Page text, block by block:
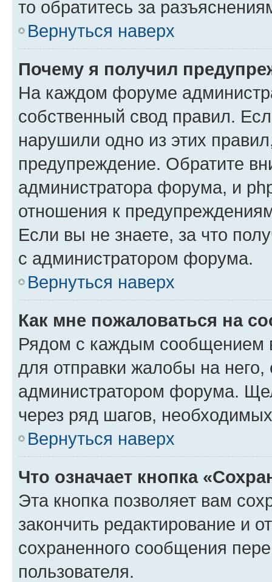
то обратитесь за
Вернуться наверх
Почему я получил
На каждом форуме
собственный свод правил.
нарушили одно из этих
предупреждение. Обратите
администратора форума, и
отношения к
Если вы не знаете, за что
с администратором форума.
Вернуться наверх
Как мне пожаловаться на
Рядом с каждым сообщением
для отправки жалобы на
администратором форума.
через ряд шагов,
Вернуться наверх
Что означает кнопка
Эта кнопка позволяет вам
закончить редактирование и
сохраненного сообщения
пользователя.